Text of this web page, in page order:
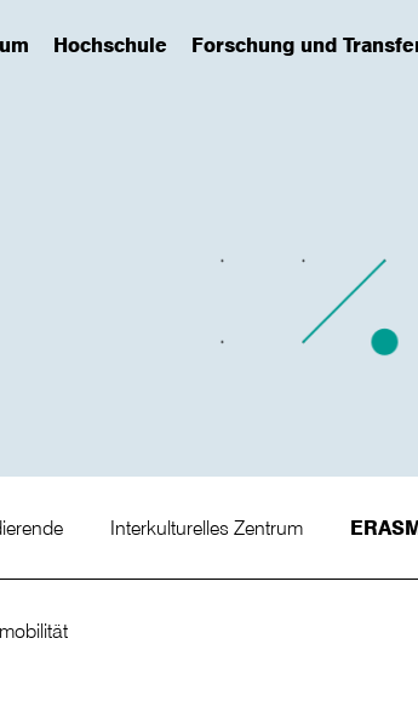
Hochschule
(has submenu)Forschung und
(has submenu)
Interkulturelles Zentrum